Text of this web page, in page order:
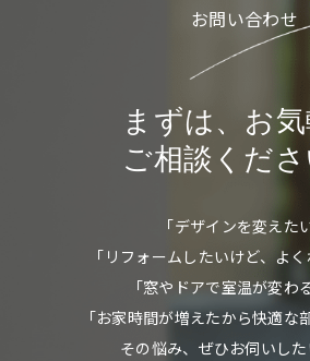
お問い合わせ
まずは、お
ご相談くださ
「デザインを変えたい
「リフォームしたいけど、よく
「窓やドアで室温が変わ
「お家時間が増えたから快適な
その悩み、ぜひお伺いした